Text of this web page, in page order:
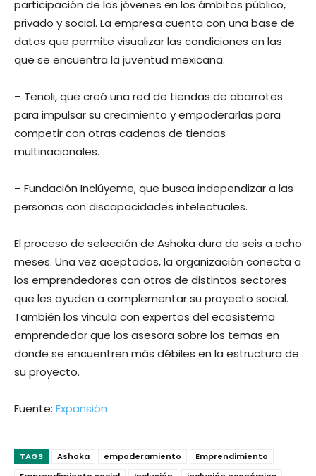
participación de los jóvenes en los ámbitos público,
privado y social. La empresa cuenta con una base de
datos que permite visualizar las condiciones en las
que se encuentra la juventud mexicana.
– Tenoli, que creó una red de tiendas de abarrotes
para impulsar su crecimiento y empoderarlas para
competir con otras cadenas de tiendas
multinacionales.
– Fundación Inclúyeme, que busca independizar a las
personas con discapacidades intelectuales.
El proceso de selección de Ashoka dura de seis a ocho
meses. Una vez aceptados, la organización conecta a
los emprendedores con otros de distintos sectores
que les ayuden a complementar su proyecto social.
También los vincula con expertos del ecosistema
emprendedor que los asesora sobre los temas en
donde se encuentren más débiles en la estructura de
su proyecto.
Fuente: Expansión
TAGS Ashoka empoderamiento
Emprendimiento